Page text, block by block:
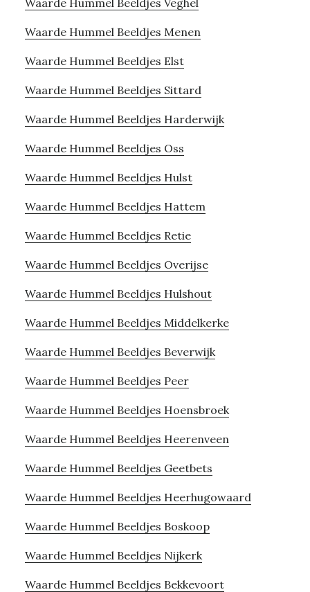
Waarde Hummel Beeldjes Menen
Waarde Hummel Beeldjes Elst
Waarde Hummel Beeldjes Sittard
Waarde Hummel Beeldjes Harderwijk
Waarde Hummel Beeldjes Oss
Waarde Hummel Beeldjes Hulst
Waarde Hummel Beeldjes Hattem
Waarde Hummel Beeldjes Retie
Waarde Hummel Beeldjes Overijse
Waarde Hummel Beeldjes Hulshout
Waarde Hummel Beeldjes Middelkerke
Waarde Hummel Beeldjes Beverwijk
Waarde Hummel Beeldjes Peer
Waarde Hummel Beeldjes Hoensbroek
Waarde Hummel Beeldjes Heerenveen
Waarde Hummel Beeldjes Geetbets
Waarde Hummel Beeldjes Heerhugowaard
Waarde Hummel Beeldjes Boskoop
Waarde Hummel Beeldjes Nijkerk
Waarde Hummel Beeldjes Bekkevoort